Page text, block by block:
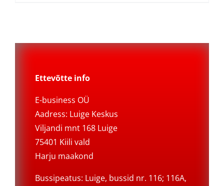
Ettevõtte info
E-business OÜ
Aadress: Luige Keskus
Viljandi mnt 168 Luige
75401 Kiili vald
Harju maakond
Bussipeatus: Luige, bussid nr. 116; 116A,